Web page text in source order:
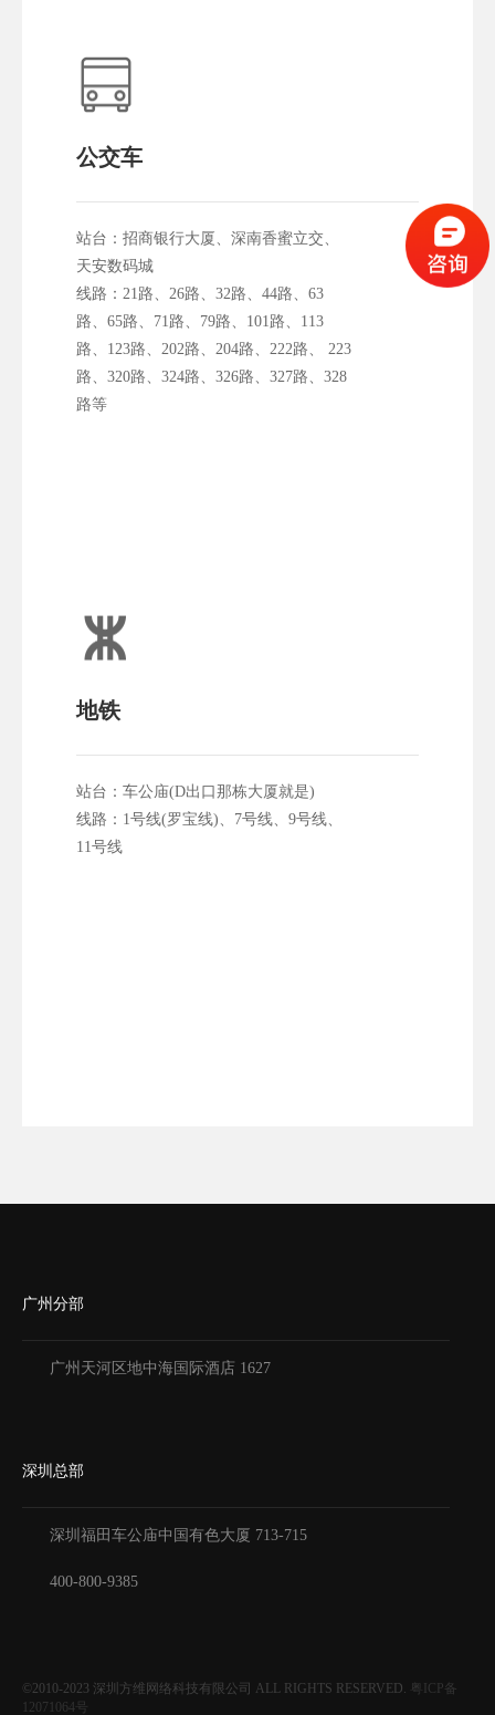
公交车
站台：招商银行大厦、深南香蜜立交、
天安数码城
线路：21路、26路、32路、44路、63
路、65路、71路、79路、101路、113
路、123路、202路、204路、222路、 223
路、320路、324路、326路、327路、328
路等
地铁
站台：车公庙(D出口那栋大厦就是)
线路：1号线(罗宝线)、7号线、9号线、
11号线
广州分部
广州天河区地中海国际酒店 1627
深圳总部
深圳福田车公庙中国有色大厦 713-715
400-800-9385
©2010-2023 深圳方维网络科技有限公司 ALL RIGHTS RESERVED. 粤ICP备
12071064号